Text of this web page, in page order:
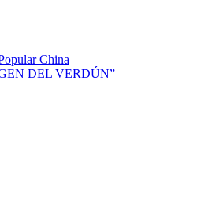
China
DEL VERDÚN”